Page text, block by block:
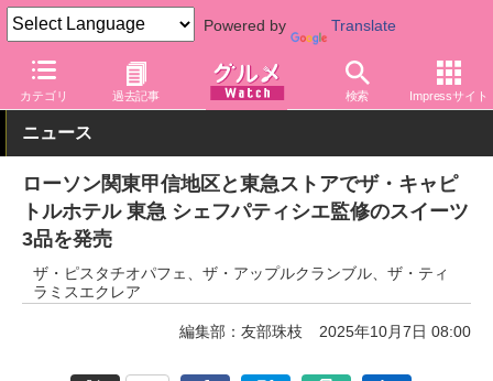
Powered by Translate
カテゴリ 過去記事 検索 Impressサイト
グルメ Watch 店舗 コンビニ ローソン
ニュース
ローソン関東甲信地区と東急ストアでザ・キャピ
トルホテル 東急 シェフパティシエ監修のスイーツ
3品を発売
ザ・ピスタチオパフェ、ザ・アップルクランブル、ザ・ティ
ラミスエクレア
編集部：友部珠枝 2025年10月7日 08:00